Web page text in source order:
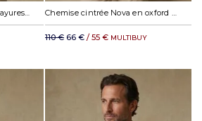
Chemise cintrée Riddle à rayures ciel Chemise cintrée Nova en oxford marine
110 € 66 € / 55 € MULTIBUY